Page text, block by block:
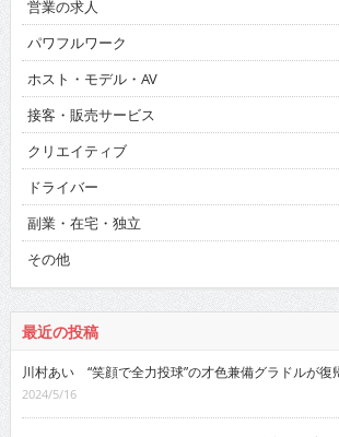
営業の求人
パワフルワーク
ホスト・モデル・AV
接客・販売サービス
クリエイティブ
ドライバー
副業・在宅・独立
その他
最近の投稿
川村あい “笑顔で全力投球”の才色兼備グラドルが復
2024/5/16